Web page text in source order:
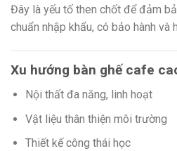
Đây là yếu tố then chốt để đảm
chuẩn nhập khẩu, có bảo hành và
Xu hướng bàn ghế cafe
Nội thất đa năng, linh hoạt
Vật liệu thân thiện môi trường
Thiết kế công thái học